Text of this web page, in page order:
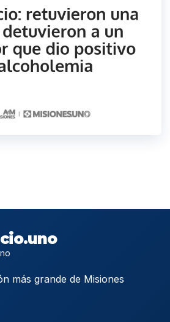
más grande de Misiones